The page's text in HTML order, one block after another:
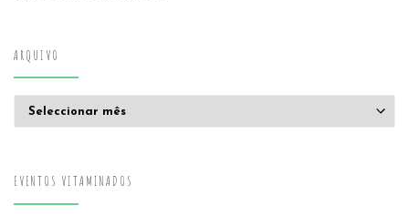
ARQUIVO
EVENTOS VITAMINADOS